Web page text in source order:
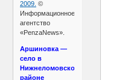
2009. ©
Информационное
агентство
«PenzaNews».
Аршиновка —
село в
Нижнеломовском
районе